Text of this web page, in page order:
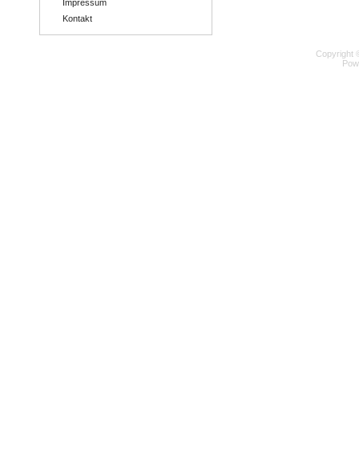
Impressum
Kontakt
Copyright